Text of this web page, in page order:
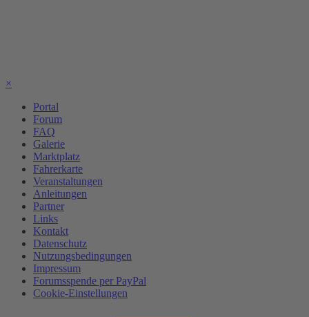
×
Portal
Forum
FAQ
Galerie
Marktplatz
Fahrerkarte
Veranstaltungen
Anleitungen
Partner
Links
Kontakt
Datenschutz
Nutzungsbedingungen
Impressum
Forumsspende per PayPal
Cookie-Einstellungen